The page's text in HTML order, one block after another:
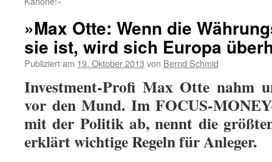
»Max Otte: Wenn die
sie ist, wird sich Europa
Publiziert am 19. Oktober 2013 von Bernd Schmid
Investment-Profi Max Otte nahm
vor den Mund. Im FOCUS-
mit der Politik ab, nennt die
erklärt wichtige Regeln für Anleger.